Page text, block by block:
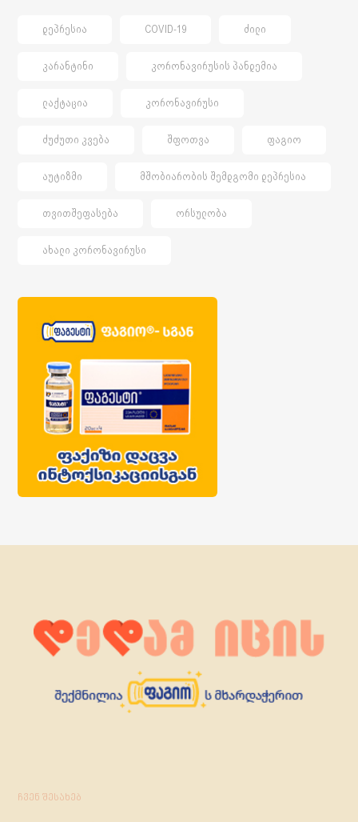
ᲓᲔᲞᲠᲔᲡᲘᲐ COVID-19 ᲫᲘᲚᲘ
ᲙᲐᲠᲐᲜᲢᲘᲜᲘ ᲙᲝᲠᲝᲜᲐᲕᲘᲠᲣᲡᲘᲡ ᲞᲐᲜᲓᲔᲛᲘᲐ
ᲚᲐᲥᲢᲐᲪᲘᲐ ᲙᲝᲠᲝᲜᲐᲕᲘᲠᲣᲡᲘ
ᲫᲣᲫᲣᲗᲘ ᲙᲕᲔᲑᲐ ᲨᲤᲝᲗᲕᲐ ᲤᲐᲒᲘᲝ
ᲐᲣᲢᲘᲖᲛᲘ ᲛᲨᲝᲑᲘᲐᲠᲝᲑᲘᲡ ᲨᲔᲛᲓᲒᲝᲛᲘ ᲓᲔᲞᲠᲔᲡᲘᲐ
ᲗᲕᲘᲗᲨᲔᲤᲐᲡᲔᲑᲐ ᲝᲠᲡᲣᲚᲝᲑᲐ
ᲐᲮᲐᲚᲘ ᲙᲝᲠᲝᲜᲐᲕᲘᲠᲣᲡᲘ
ჩვენ შესახებ